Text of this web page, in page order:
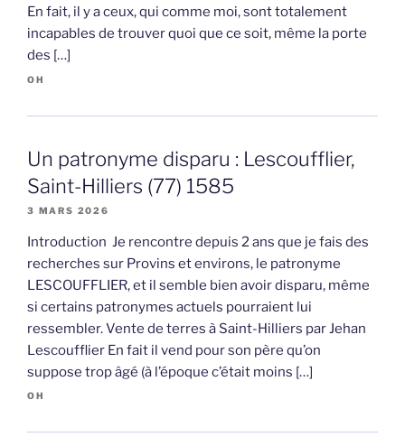
En fait, il y a ceux, qui comme moi, sont totalement
incapables de trouver quoi que ce soit, même la porte
des […]
OH
Un patronyme disparu : Lescoufflier,
Saint-Hilliers (77) 1585
3 MARS 2026
Introduction Je rencontre depuis 2 ans que je fais des
recherches sur Provins et environs, le patronyme
LESCOUFFLIER, et il semble bien avoir disparu, même
si certains patronymes actuels pourraient lui
ressembler. Vente de terres à Saint-Hilliers par Jehan
Lescoufflier En fait il vend pour son père qu’on
suppose trop âgé (à l’époque c’était moins […]
OH